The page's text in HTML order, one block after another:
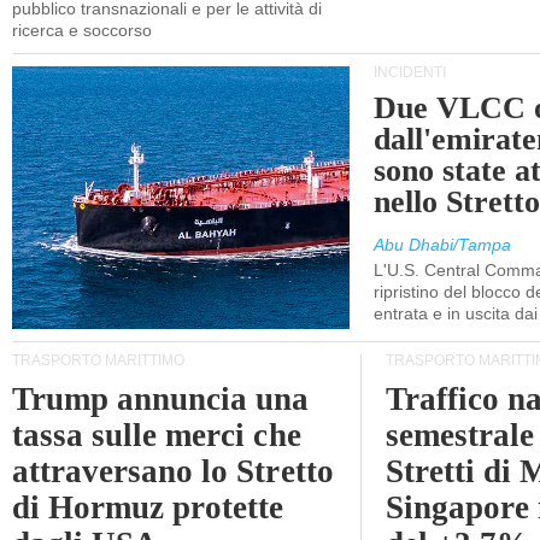
pubblico transnazionali e per le attività di
ricerca e soccorso
INCIDENTI
Due VLCC
sono state
nello
Abu Dhabi/Tampa
L'U.S. Central
ripristino del blocco
entrata e in uscita
TRASPORTO MARITTIMO
Trump annuncia una
tassa sulle merci che
attraversano lo Stretto
di Hormuz protette
TRASPORTO
Traffico
Stretti di